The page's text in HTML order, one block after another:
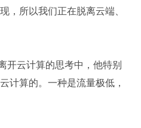
，所以我们正在脱离云端、
开云计算的思考中，他特别
计算的。一种是流量极低，